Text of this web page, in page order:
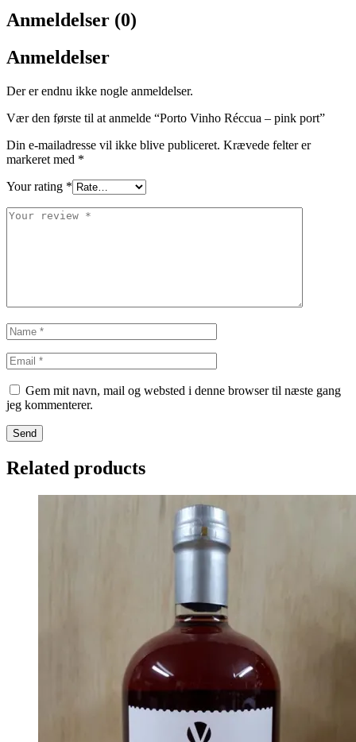
Anmeldelser (0)
Anmeldelser
Der er endnu ikke nogle anmeldelser.
Vær den første til at anmelde “Porto Vinho Réccua – pink port”
Din e-mailadresse vil ikke blive publiceret. Krævede felter er
markeret med *
Your rating *
Gem mit navn, mail og websted i denne browser til næste gang
jeg kommenterer.
Send
Related products